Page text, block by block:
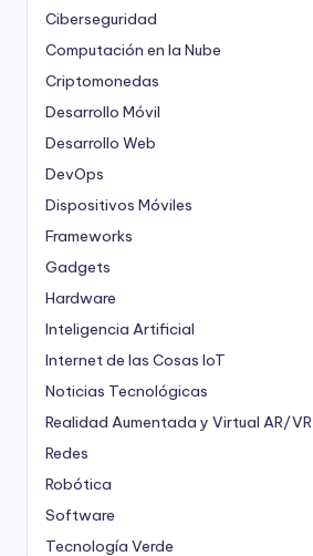
Ciberseguridad
Computación en la Nube
Criptomonedas
Desarrollo Móvil
Desarrollo Web
DevOps
Dispositivos Móviles
Frameworks
Gadgets
Hardware
Inteligencia Artificial
Internet de las Cosas IoT
Noticias Tecnológicas
Realidad Aumentada y Virtual AR/VR
Redes
Robótica
Software
Tecnología Verde